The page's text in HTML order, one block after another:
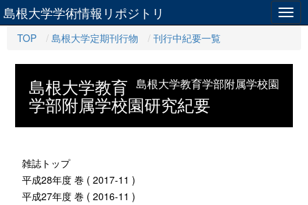
島根大学学術情報リポジトリ
TOP 島根大学定期刊行物 刊行中紀要一覧
島根大学教育学部附属学校園
島根大学教育
学部附属学校園研究紀要
雑誌トップ
平成28年度 巻 ( 2017-11 )
平成27年度 巻 ( 2016-11 )